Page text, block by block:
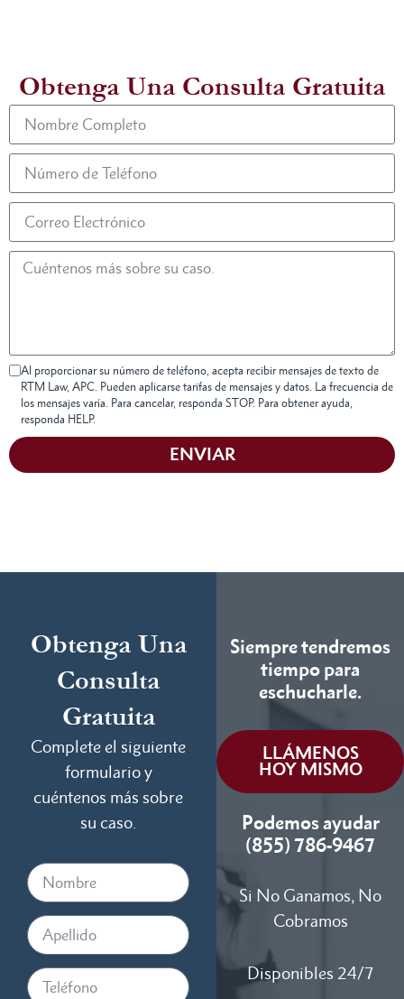
Obtenga Una Consulta Gratuita
Al proporcionar su número de teléfono, acepta recibir mensajes de texto de
RTM Law, APC. Pueden aplicarse tarifas de mensajes y datos. La frecuencia de
los mensajes varía. Para cancelar, responda STOP. Para obtener ayuda,
responda HELP.
ENVIAR
Obtenga Una
Consulta
Gratuita
Complete el siguiente
formulario y
cuéntenos más sobre
su caso.
Siempre tendremos
tiempo para
eschucharle.
LLÁMENOS
HOY MISMO
Podemos ayudar
(855) 786-9467
Si No Ganamos, No
Cobramos
Disponibles 24/7